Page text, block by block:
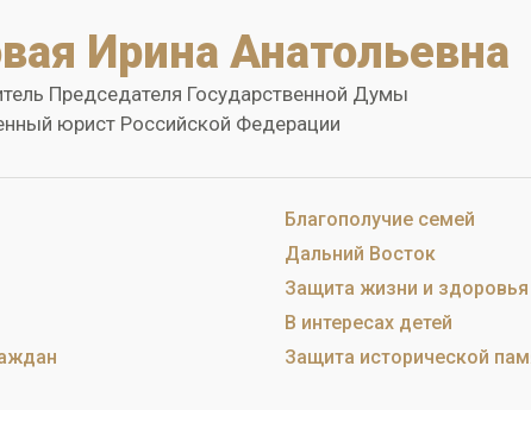
Ирина Анатольевна
Председателя Государственной Думы
юрист Российской Федерации
Благополучие семей
Дальний Восток
Защита жизни и здоровья
В интересах детей
Защита исторической